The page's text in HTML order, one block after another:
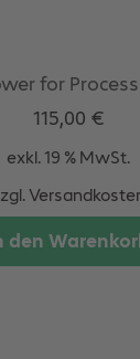
for
115,00 €
exkl. 19 % MwSt.
den